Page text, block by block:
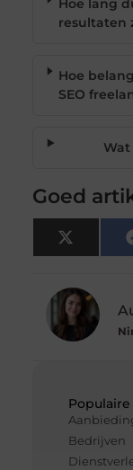
Bedrijven
Hoe lang
resultaten
Hoe
SEO
Goed
X
(Twitter)